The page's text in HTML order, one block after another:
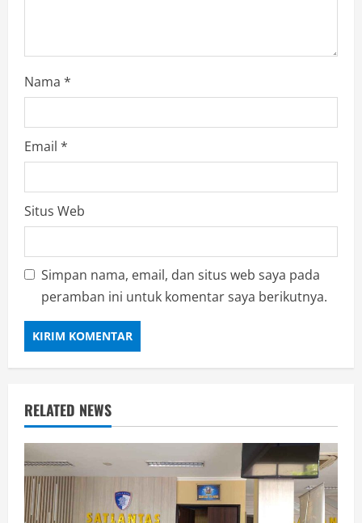
Nama *
Email *
Situs Web
Simpan nama, email, dan situs web saya pada
peramban ini untuk komentar saya berikutnya.
RELATED NEWS